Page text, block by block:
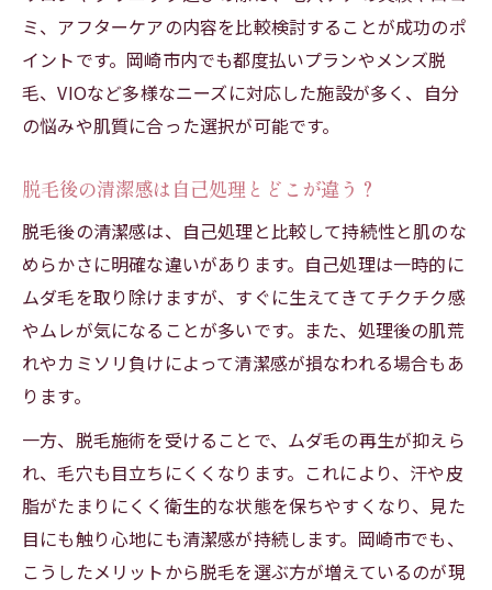
ミ、アフターケアの内容を比較検討することが成功のポ
イントです。岡崎市内でも都度払いプランやメンズ脱
毛、VIOなど多様なニーズに対応した施設が多く、自分
の悩みや肌質に合った選択が可能です。
脱毛後の清潔感は自己処理とどこが違う？
脱毛後の清潔感は、自己処理と比較して持続性と肌のな
めらかさに明確な違いがあります。自己処理は一時的に
ムダ毛を取り除けますが、すぐに生えてきてチクチク感
やムレが気になることが多いです。また、処理後の肌荒
れやカミソリ負けによって清潔感が損なわれる場合もあ
ります。
一方、脱毛施術を受けることで、ムダ毛の再生が抑えら
れ、毛穴も目立ちにくくなります。これにより、汗や皮
脂がたまりにくく衛生的な状態を保ちやすくなり、見た
目にも触り心地にも清潔感が持続します。岡崎市でも、
こうしたメリットから脱毛を選ぶ方が増えているのが現